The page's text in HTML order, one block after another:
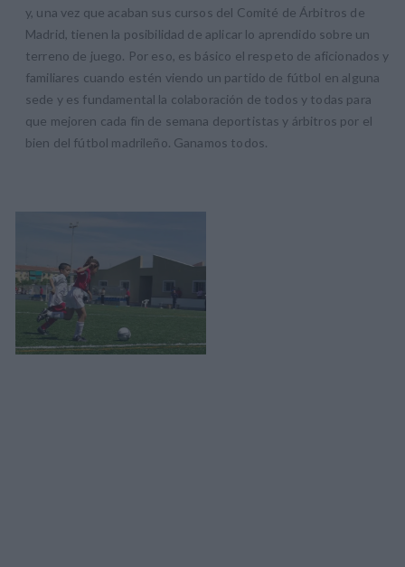
y, una vez que acaban sus cursos del Comité de Árbitros de
Madrid, tienen la posibilidad de aplicar lo aprendido sobre un
terreno de juego. Por eso, es básico el respeto de aficionados y
familiares cuando estén viendo un partido de fútbol en alguna
sede y es fundamental la colaboración de todos y todas para
que mejoren cada fin de semana deportistas y árbitros por el
bien del fútbol madrileño. Ganamos todos.